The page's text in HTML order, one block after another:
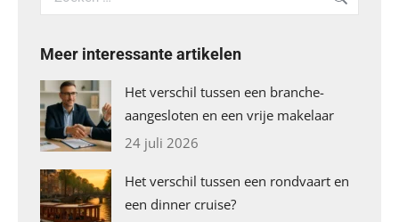
Meer interessante artikelen
Het verschil tussen een branche-
aangesloten en een vrije makelaar
24 juli 2026
Het verschil tussen een rondvaart en
een dinner cruise?